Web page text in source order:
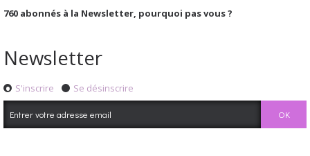
760 abonnés à la Newsletter, pourquoi pas vous ?
Newsletter
S'inscrire Se désinscrire